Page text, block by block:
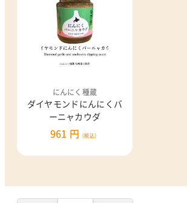
にんにく種蔵
ダイヤモンドにんにくバ
ーニャカウダ
961 円 （税込）